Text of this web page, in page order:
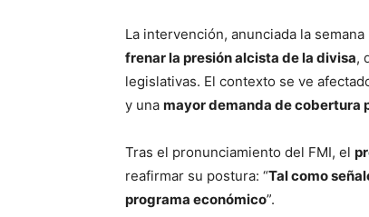
La intervención, anunciada la semana
frenar la presión alcista de la divisa,
legislativas. El contexto se ve
y una mayor demanda de cobertura
Tras el pronunciamiento del FMI, el
reafirmar su postura: “Tal como
programa económico”.